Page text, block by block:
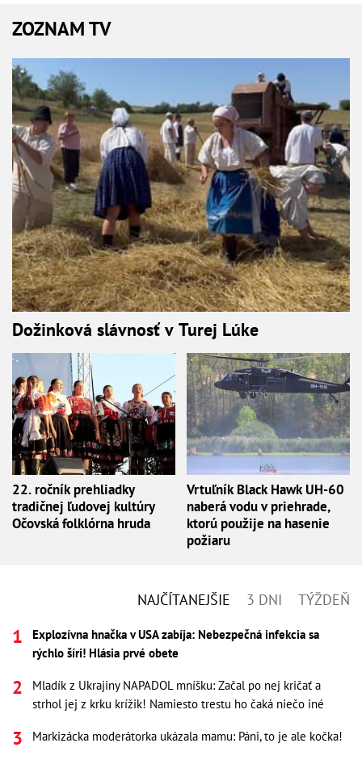
ZOZNAM TV
Dožinková slávnosť v Turej Lúke
22. ročník prehliadky
tradičnej ľudovej kultúry
Očovská folklórna hruda
Vrtuľník Black Hawk UH-60
naberá vodu v priehrade,
ktorú použije na hasenie
požiaru
NAJČÍTANEJŠIE 3 DNI TÝŽDEŇ
Explozívna hnačka v USA zabíja: Nebezpečná infekcia sa
rýchlo šíri! Hlásia prvé obete
Mladík z Ukrajiny NAPADOL mníšku: Začal po nej kričať a
strhol jej z krku krížik! Namiesto trestu ho čaká niečo iné
Markizácka moderátorka ukázala mamu: Páni, to je ale kočka!